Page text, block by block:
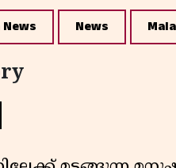
News